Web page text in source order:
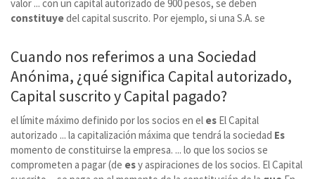
valor ... con un capital autorizado de 900 pesos, se deben
constituyedel capital suscrito. Por ejemplo, si una S.A. se
Cuando nos referimos a una Sociedad
Anónima, ¿qué significa Capital autorizado,
Capital suscrito y Capital pagado?
el límite máximo definido por los socios en el es El Capital
autorizado ... la capitalización máxima que tendrá la sociedad Es
momento de constituirse la empresa. ... lo que los socios se
comprometen a pagar (de esy aspiraciones de los socios. El Capital